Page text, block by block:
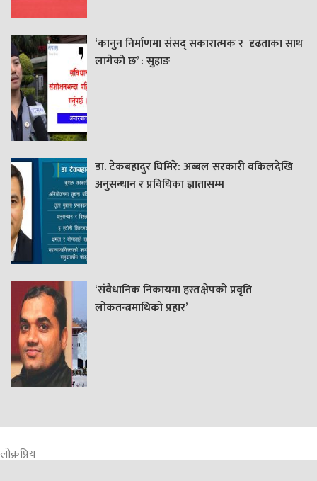
‘कानुन निर्माणमा संसद् सकारात्मक र दृढताका साथ
लागेको छ’ : सुहाङ
डा. टेकबहादुर घिमिरे: अब्बल सरकारी वकिलदेखि
अनुसन्धान र प्रविधिका ज्ञातासम्म
‘संवैधानिक निकायमा हस्तक्षेपको प्रवृति
लोकतन्त्रमाथिको प्रहार’
लोक्रप्रिय